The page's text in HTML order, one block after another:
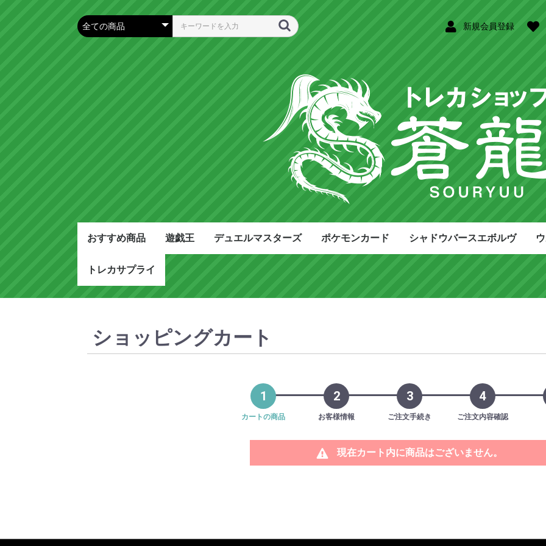
新規会員登録
おすすめ商品 遊戯王 デュエルマスターズ ポケモンカード シャドウバースエボルヴ
トレカサプライ
ショッピングカート
1
カートの商品
2
お客様情報
3
ご注文手続き
4
ご注文内容確認
現在カート内に商品はございません。